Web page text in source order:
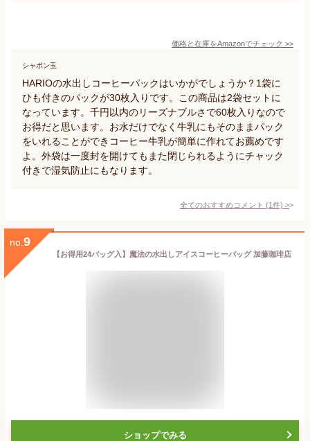
価格と在庫をAmazonでチェック >>
シャボン玉
HARIOの水出しコーヒーパックはいかがでしょうか？1袋に
ひも付きのパックが30枚入りです。この商品は2袋セットに
なっています。千円以内のリーズナブルさで60枚入りなので
お得だと思います。お水だけでなく牛乳にもそのままパック
をいれることができコーヒー牛乳が簡単に作れてお薦めです
よ。外袋は一度封を開けてもまた閉じられるようにチャック
付きで湿気防止にもなります。
全てのおすすめコメント (1件) >
no. 9
【お得用24バッグ入】魔法の水出しアイスコーヒーバッグ 加藤珈琲店
ショップでみる